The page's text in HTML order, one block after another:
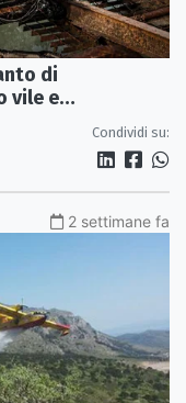
di
vile e
Condividi su:
2 settimane fa